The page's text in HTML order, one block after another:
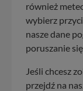
również
wybierz
nasze dane
poruszanie
Jeśli chcesz
przejdź na